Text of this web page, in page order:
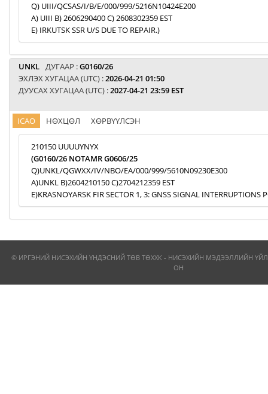
Q) UIII/QCSAS/I/B/E/000/999/5216N10424E200
A) UIII B) 2606290400 C) 2608302359 EST
E) IRKUTSK SSR U/S DUE TO REPAIR.)
UNKL ДУГААР :G0160/26
ЭХЛЭХ ХУГАЦАА (UTC) :2026-04-21 01:50
ДУУСАХ ХУГАЦАА (UTC) :2027-04-21 23:59 EST
ICAO НӨХЦӨЛ ХӨРВҮҮЛСЭН
210150 UUUUYNYX
(G0160/26 NOTAMR G0606/25
Q)UNKL/QGWXX/IV/NBO/EA/000/999/5610N09230E300
A)UNKL B)2604210150 C)2704212359 EST
E)KRASNOYARSK FIR SECTOR 1, 3: GNSS SIGNAL INTERRUPTIONS
© ИРГЭНИЙ НИСЭХИЙН ҮНДЭСНИЙ ТӨВ ТӨХХК - НИСЭХИЙН МЭДЭЭЛЛИЙН
ОН